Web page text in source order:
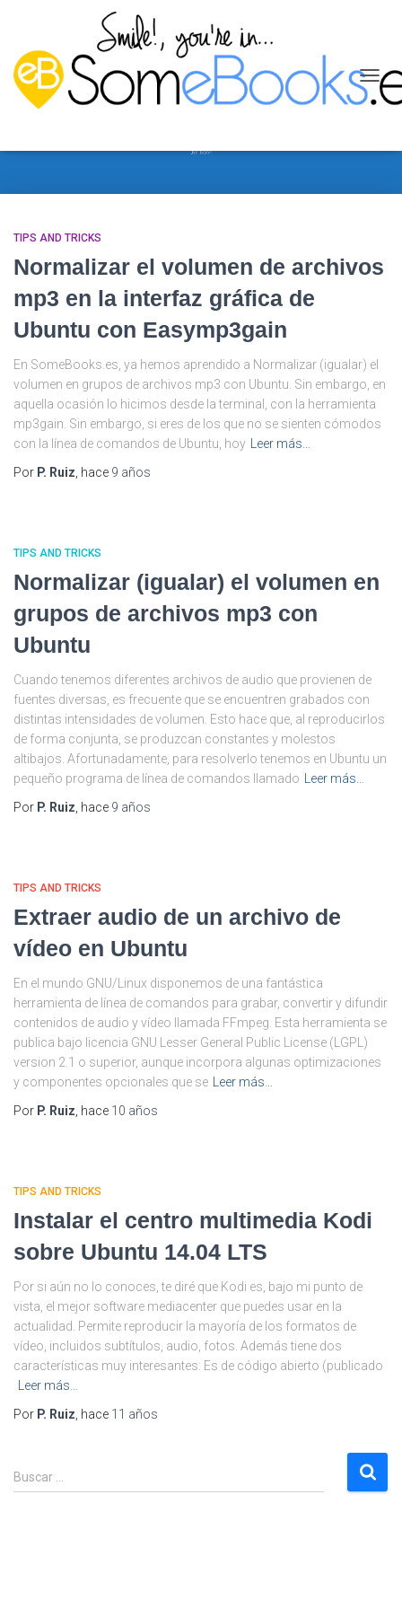
MODO
TIPS AND TRICKS
Normalizar el volumen de archivos
mp3 en la interfaz gráfica de
Ubuntu con Easymp3gain
En SomeBooks.es, ya hemos aprendido a Normalizar (igualar) el
volumen en grupos de archivos mp3 con Ubuntu. Sin embargo, en
aquella ocasión lo hicimos desde la terminal, con la herramienta
mp3gain. Sin embargo, si eres de los que no se sienten cómodos
con la línea de comandos de Ubuntu, hoy
Leer más…
Por P. Ruiz , hace 9 años
TIPS AND TRICKS
Normalizar (igualar) el volumen en
grupos de archivos mp3 con
Ubuntu
Cuando tenemos diferentes archivos de audio que provienen de
fuentes diversas, es frecuente que se encuentren grabados con
distintas intensidades de volumen. Esto hace que, al reproducirlos
de forma conjunta, se produzcan constantes y molestos
altibajos. Afortunadamente, para resolverlo tenemos en Ubuntu un
pequeño programa de línea de comandos llamado
Leer más…
Por P. Ruiz , hace 9 años
TIPS AND TRICKS
Extraer audio de un archivo de
vídeo en Ubuntu
En el mundo GNU/Linux disponemos de una fantástica
herramienta de línea de comandos para grabar, convertir y difundir
contenidos de audio y vídeo llamada FFmpeg. Esta herramienta se
publica bajo licencia GNU Lesser General Public License (LGPL)
version 2.1 o superior, aunque incorpora algunas optimizaciones
y componentes opcionales que se
Leer más…
Por P. Ruiz , hace 10 años
TIPS AND TRICKS
Instalar el centro multimedia Kodi
sobre Ubuntu 14.04 LTS
Por si aún no lo conoces, te diré que Kodi es, bajo mi punto de
vista, el mejor software mediacenter que puedes usar en la
actualidad. Permite reproducir la mayoría de los formatos de
vídeo, incluidos subtítulos, audio, fotos. Además tiene dos
características muy interesantes: Es de código abierto (publicado
Leer más…
Por P. Ruiz , hace 11 años
B
u
Buscar …